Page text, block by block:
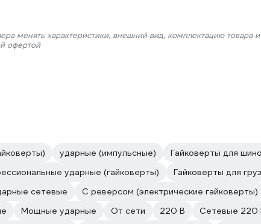
менять характеристики, внешний вид, комплектацию товара
офертой
ударные (импульсные) Гайковерты для
ударные (гайковерты)
Гайковерты для
сетевые
С реверсом (электрические гайковерты)
Мощные ударные От сети 220 В Сетевые 220